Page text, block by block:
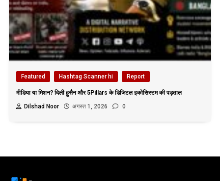
Featured Hashtag Scanner hi Report
मीडिया या मिशन? दिली हुसैन और 5Pillars के डिजिटल इकोसिस्टम की पड़ताल
Dilshad Noor
अगस्त 1, 2026 0